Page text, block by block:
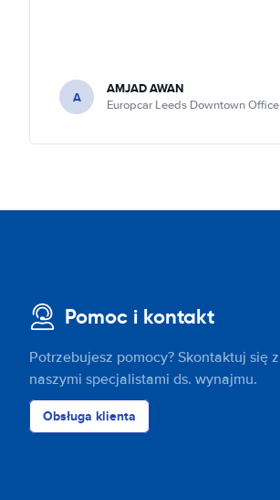
A AMJAD AWAN
Europcar Leeds Downtown Office
Pomoc i kontakt
Potrzebujesz pomocy? Skontaktuj się z
naszymi specjalistami ds. wynajmu.
Obsługa klienta